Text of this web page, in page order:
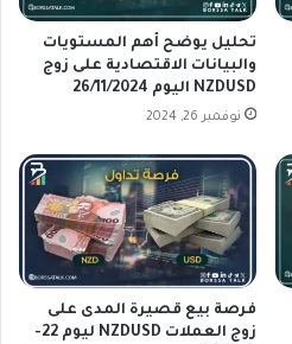
تحليل يوضح أهم المستويات
والبيانات الاقتصادية على زوج
NZDUSD اليوم 26/11/2024
نوفمبر 26, 2024
فرصة بيع قصيرة المدى على
زوج العملات NZDUSD ليوم 22-